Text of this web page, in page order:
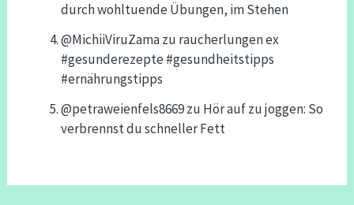
durch wohltuende Übungen, im Stehen
@MichiiViruZamazu raucherlungen ex
#gesunderezepte #gesundheitstipps
#ernährungstipps
@petraweienfels8669zu Hör auf zu joggen: So
verbrennst du schneller Fett